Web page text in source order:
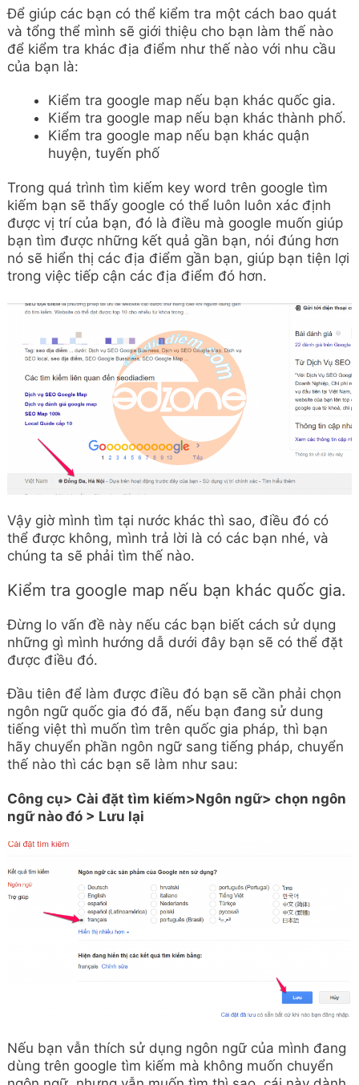
Để giúp các bạn có thể kiểm tra một cách bao quát
và tổng thể mình sẽ giới thiệu cho bạn làm thế nào
để kiểm tra khác địa điểm như thế nào với nhu cầu
của bạn là:
Kiểm tra google map nếu bạn khác quốc gia.
Kiểm tra google map nếu bạn khác thành phố.
Kiểm tra google map nếu bạn khác quận
huyện, tuyến phố
Trong quá trình tìm kiếm key word trên google tìm
kiếm bạn sẽ thấy google có thể luôn luôn xác định
được vị trí của bạn, đó là điều mà google muốn giúp
bạn tìm được những kết quả gần bạn, nói đúng hơn
nó sẽ hiển thị các địa điểm gần bạn, giúp bạn tiện lợi
trong việc tiếp cận các địa điểm đó hơn.
Vậy giờ mình tìm tại nước khác thì sao, điều đó có
thể được không, mình trả lời là có các bạn nhé, và
chúng ta sẽ phải tìm thế nào.
Kiểm tra google map nếu bạn khác quốc gia.
Đừng lo vấn đề này nếu các bạn biết cách sử dụng
những gì mình hướng dẫ dưới đây bạn sẽ có thể đặt
được điều đó.
Đầu tiên để làm được điều đó bạn sẽ cần phải chọn
ngôn ngữ quốc gia đó đã, nếu bạn đang sử dung
tiếng việt thì muốn tìm trên quốc gia pháp, thì bạn
hãy chuyển phần ngôn ngữ sang tiếng pháp, chuyển
thế nào thì các bạn sẽ làm như sau:
Công cụ> Cài đặt tìm kiếm>Ngôn ngữ> chọn ngôn
ngữ nào đó > Lưu lại
Nếu bạn vẫn thích sử dụng ngôn ngữ của mình đang
dùng trên google tìm kiếm mà không muốn chuyển